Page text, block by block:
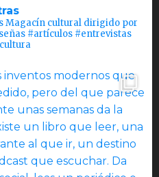
Magacín cultural dirigido por
#artículos #entrevistas